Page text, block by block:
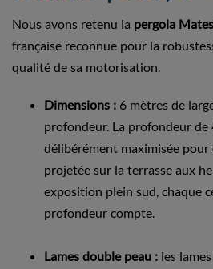
Nous avons retenu la pergola
française reconnue pour la
qualité de sa motorisation.
Dimensions : 6 mètres de
profondeur. La profondeur de
délibérément maximisée
projetée sur la terrasse aux
exposition plein sud, chaque
profondeur compte.
Lames double peau : les